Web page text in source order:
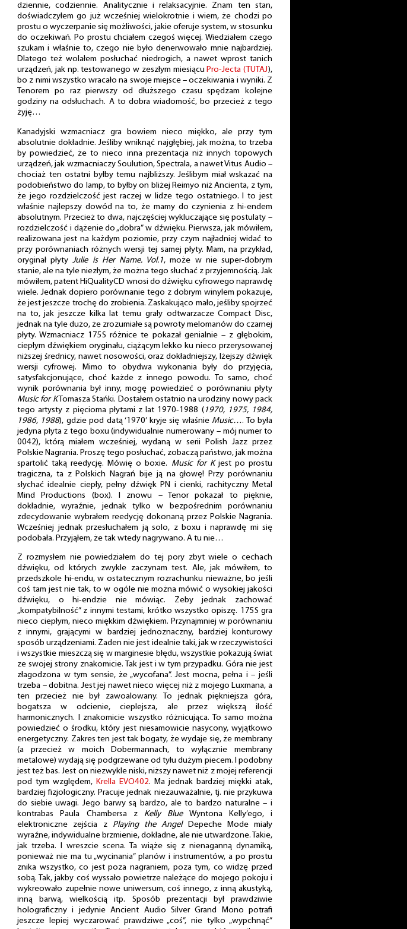
dziennie, codziennie. Analitycznie i relaksacyjnie. Znam ten stan,
doświadczyłem go już wcześniej wielokrotnie i wiem, że chodzi po
prostu o wyczerpanie się możliwości, jakie oferuje system, w stosunku
do oczekiwań. Po prostu chciałem czegoś więcej. Wiedziałem czego
szukam i właśnie to, czego nie było denerwowało mnie najbardziej.
Dlatego też wolałem posłuchać niedrogich, a nawet wprost tanich
urządzeń, jak np. testowanego w zeszłym miesiącu Pro-Jecta (TUTAJ),
bo z nimi wszystko wracało na swoje miejsce – oczekiwania i wyniki. Z
Tenorem po raz pierwszy od dłuższego czasu spędzam kolejne
godziny na odsłuchach. A to dobra wiadomość, bo przecież z tego
żyję…
Kanadyjski wzmacniacz gra bowiem nieco miękko, ale przy tym
absolutnie dokładnie. Jeśliby wniknąć najgłębiej, jak można, to trzeba
by powiedzieć, że to nieco inna prezentacja niż innych topowych
urządzeń, jak wzmacniaczy Soulution, Spectrala, a nawet Vitus Audio –
chociaż ten ostatni byłby temu najbliższy. Jeślibym miał wskazać na
podobieństwo do lamp, to byłby on bliżej Reimyo niż Ancienta, z tym,
że jego rozdzielczość jest raczej w lidze tego ostatniego. I to jest
właśnie najlepszy dowód na to, że mamy do czynienia z hi-endem
absolutnym. Przecież to dwa, najczęściej wykluczające się postulaty –
rozdzielczość i dążenie do „dobra” w dźwięku. Pierwsza, jak mówiłem,
realizowana jest na każdym poziomie, przy czym najładniej widać to
przy porównaniach różnych wersji tej samej płyty. Mam, na przykład,
oryginał płytyJulie is Her Name. Vol.1, może w nie super-dobrym
stanie, ale na tyle niezłym, że można tego słuchać z przyjemnością. Jak
mówiłem, patent HiQualityCD wnosi do dźwięku cyfrowego naprawdę
wiele. Jednak dopiero porównanie tego z dobrym winylem pokazuje,
że jest jeszcze trochę do zrobienia. Zaskakująco mało, jeśliby spojrzeć
na to, jak jeszcze kilka lat temu grały odtwarzacze Compact Disc,
jednak na tyle dużo, że zrozumiałe są powroty melomanów do czarnej
płyty. Wzmacniacz 175S różnice te pokazał genialnie – z głębokim,
ciepłym dźwiękiem oryginału, ciążącym lekko ku nieco przerysowanej
niższej średnicy, nawet nosowości, oraz dokładniejszy, lżejszy dźwięk
wersji cyfrowej. Mimo to obydwa wykonania były do przyjęcia,
satysfakcjonujące, choć każde z innego powodu. To samo, choć
wynik porównania był inny, mogę powiedzieć o porównaniu płyty
Music for KTomasza Stańki. Dostałem ostatnio na urodziny nowy pack
tego artysty z pięcioma płytami z lat 1970-1988 (1970, 1975, 1984,
1986, 1988), gdzie pod datą ‘1970’ kryje się właśnie Music…. To była
jedyna płyta z tego boxu (indywidualnie numerowany – mój numer to
0042), którą miałem wcześniej, wydaną w serii Polish Jazz przez
Polskie Nagrania. Proszę tego posłuchać, zobaczą państwo, jak można
spartolić taką reedycję. Mówię o boxie. Music for Kjest po prostu
tragiczna, ta z Polskich Nagrań bije ją na głowę! Przy porównaniu
słychać idealnie ciepły, pełny dźwięk PN i cienki, rachityczny Metal
Mind Productions (box). I znowu – Tenor pokazał to pięknie,
dokładnie, wyraźnie, jednak tylko w bezpośrednim porównaniu
zdecydowanie wybrałem reedycję dokonaną przez Polskie Nagrania.
Wcześniej jednak przesłuchałem ją solo, z boxu i naprawdę mi się
podobała. Przyjąłem, że tak wtedy nagrywano. A tu nie…
Z rozmysłem nie powiedziałem do tej pory zbyt wiele o cechach
dźwięku, od których zwykle zaczynam test. Ale, jak mówiłem, to
przedszkole hi-endu, w ostatecznym rozrachunku nieważne, bo jeśli
coś tam jest nie tak, to w ogóle nie można mówić o wysokiej jakości
dźwięku, o hi-endzie nie mówiąc. Żeby jednak zachować
„kompatybilność” z innymi testami, krótko wszystko opiszę. 175S gra
nieco ciepłym, nieco miękkim dźwiękiem. Przynajmniej w porównaniu
z innymi, grającymi w bardziej jednoznaczny, bardziej konturowy
sposób urządzeniami. Żaden nie jest idealnie taki, jak w rzeczywistości
i wszystkie mieszczą się w marginesie błędu, wszystkie pokazują świat
ze swojej strony znakomicie. Tak jest i w tym przypadku. Góra nie jest
złagodzona w tym sensie, że „wycofana”. Jest mocna, pełna i – jeśli
trzeba – dobitna. Jest jej nawet nieco więcej niż z mojego Luxmana, a
ten przecież nie był zawoalowany. To jednak piękniejsza góra,
bogatsza w odcienie, cieplejsza, ale przez większą ilość
harmonicznych. I znakomicie wszystko różnicująca. To samo można
powiedzieć o środku, który jest niesamowicie nasycony, wyjątkowo
energetyczny. Zakres ten jest tak bogaty, że wydaje się, że membrany
(a przecież w moich Dobermannach, to wyłącznie membrany
metalowe) wydają się podgrzewane od tyłu dużym piecem. I podobny
jest też bas. Jest on niezwykle niski, niższy nawet niż z mojej referencji
pod tym względem, Krella EVO402. Ma jednak bardziej miękki atak,
bardziej fizjologiczny. Pracuje jednak niezauważalnie, tj. nie przykuwa
do siebie uwagi. Jego barwy są bardzo, ale to bardzo naturalne – i
kontrabas Paula Chambersa z Kelly BlueWyntona Kelly’ego, i
elektroniczne zejścia z Playing the AngelDepeche Mode miały
wyraźne, indywidualne brzmienie, dokładne, ale nie utwardzone. Takie,
jak trzeba. I wreszcie scena. Ta wiąże się z nienaganną dynamiką,
ponieważ nie ma tu „wycinania” planów i instrumentów, a po prostu
znika wszystko, co jest poza nagraniem, poza tym, co widzę przed
sobą. Tak, jakby coś wyssało powietrze należące do mojego pokoju i
wykreowało zupełnie nowe uniwersum, coś innego, z inną akustyką,
inną barwą, wielkością itp. Sposób prezentacji był prawdziwie
holograficzny i jedynie Ancient Audio Silver Grand Mono potrafi
jeszcze lepiej wyczarować prawdziwe „coś”, nie tylko „wypchnąć”